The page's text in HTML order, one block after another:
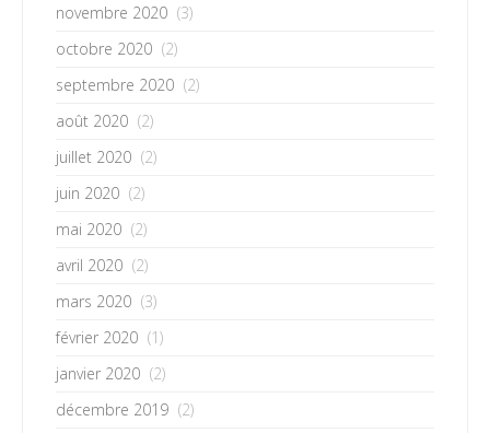
novembre 2020 (3)
octobre 2020 (2)
septembre 2020 (2)
août 2020 (2)
juillet 2020 (2)
juin 2020 (2)
mai 2020 (2)
avril 2020 (2)
mars 2020 (3)
février 2020 (1)
janvier 2020 (2)
décembre 2019 (2)